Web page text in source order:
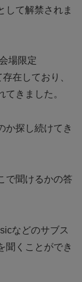
して解禁されま
場限定
在しており、
きました。
か探し続けてき
で聞けるかの答
などのサブス
聞くことができ